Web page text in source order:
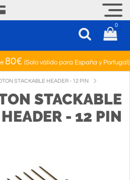
0
80€ (Solo válido para España y Portugal)
STACKABLE HEADER - 12 PIN
STACKABLE
HEADER - 12 PIN